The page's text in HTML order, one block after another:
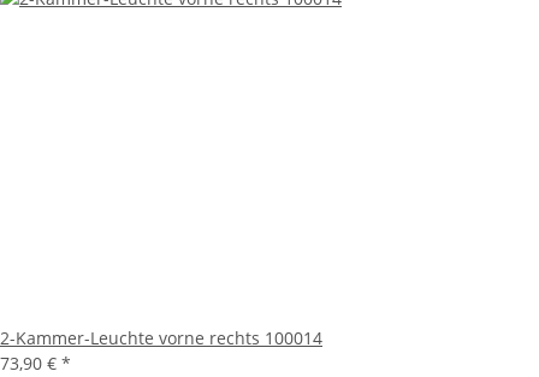
2-Kammer-Leuchte vorne rechts 100014
73,90 € *